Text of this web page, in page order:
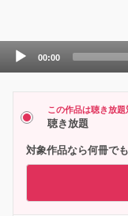
Audio
00:00
この作品は聴き放
聴き放題
対象作品なら何冊でも